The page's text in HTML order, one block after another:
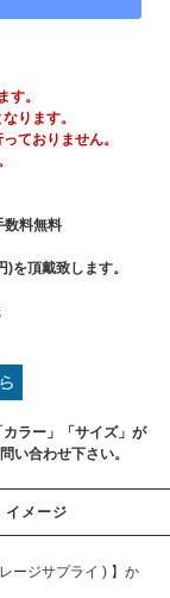
す。
ります。
ておりません。
数料無料
を頂戴致します。
ラー」「サイズ」が
い合わせ下さい。
イメージ
ージサプライ ) 】か